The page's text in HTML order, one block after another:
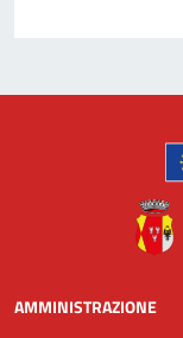
AMMINISTRAZIONE